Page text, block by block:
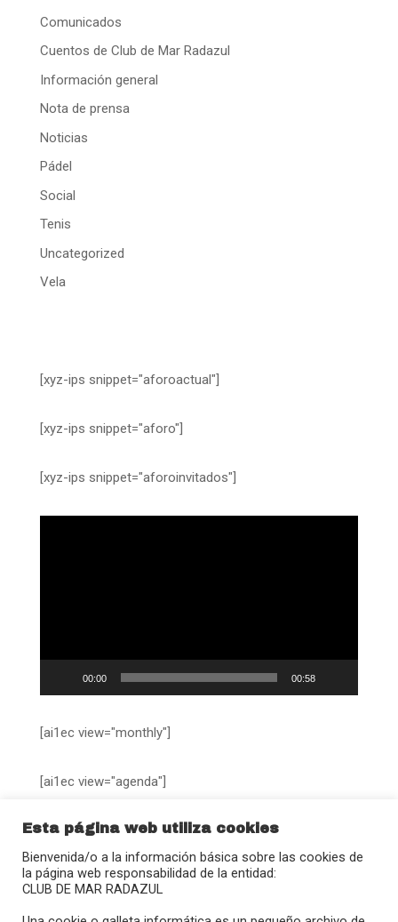
Comunicados
Cuentos de Club de Mar Radazul
Información general
Nota de prensa
Noticias
Pádel
Social
Tenis
Uncategorized
Vela
[xyz-ips snippet="aforoactual"]
[xyz-ips snippet="aforo"]
[xyz-ips snippet="aforoinvitados"]
00:00 00:58
[ai1ec view="monthly"]
[ai1ec view="agenda"]
Esta página web utiliza cookies
Bienvenida/o a la información básica sobre las cookies de
la página web responsabilidad de la entidad:
CLUB DE MAR RADAZUL